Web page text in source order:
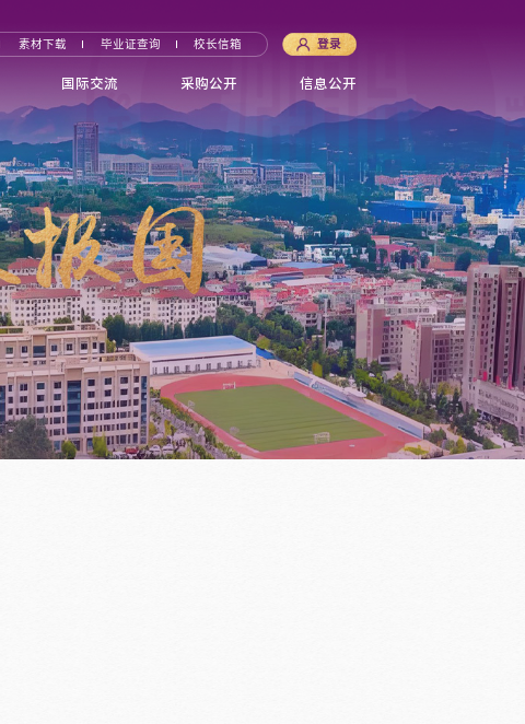
素材下载 毕业证查询 校长信箱 登录
国际交流 采购公开 信息公开